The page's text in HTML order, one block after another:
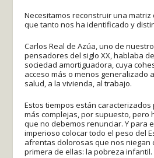
Necesitamos reconstruir una matriz
que tanto nos ha identificado y
Carlos Real de Azúa, uno de
pensadores del siglo XX, hablaba
sociedad amortiguadora, cuya
acceso más o menos generalizado
salud, a la vivienda, al trabajo.
Estos tiempos están
más complejas, por supuesto, pero
que no debemos renunciar. Y para
imperioso colocar todo el peso del
afrentas dolorosas que nos niegan
primera de ellas: la pobreza infantil.